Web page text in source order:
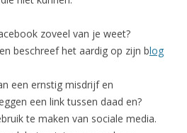
zoveel van je weet?
beschreef het aardig op zijn blog
een ernstig misdrijf en
een link tussen daad en?
te maken van sociale media.